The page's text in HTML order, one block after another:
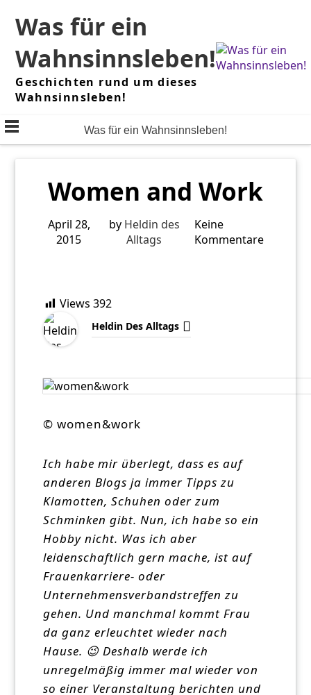
content
Was für ein
Wahnsinnsleben!
Geschichten rund um dieses
Wahnsinnsleben!
Was für ein Wahnsinnsleben!
Women and Work
April 28,
2015
by Heldin des
Alltags
Keine
Kommentare
Views 392
Heldin Des Alltags
© women&work
Ich habe mir überlegt, dass es auf
anderen Blogs ja immer Tipps zu
Klamotten, Schuhen oder zum
Schminken gibt. Nun, ich habe so ein
Hobby nicht. Was ich aber
leidenschaftlich gern mache, ist auf
Frauenkarriere- oder
Unternehmensverbandstreffen zu
gehen. Und manchmal kommt Frau
da ganz erleuchtet wieder nach
Hause. 😉 Deshalb werde ich
unregelmäßig immer mal wieder von
so einer Veranstaltung berichten und